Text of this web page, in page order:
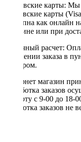
Банковские карты:
банковские карты
доступна как онлайн
магазине или при
Наличный расчет:
получении заказа в
курьером.
Интернет магазин
Обработка заказов
Субботу с 9-00 до 18-
обработка заказов не